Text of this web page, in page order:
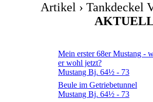
Artikel › Tankdeckel
Mein erster 68er Mustang -
er wohl jetzt?
Mustang Bj. 64½ - 73
Beule im Getriebetunnel
Mustang Bj. 64½ - 73